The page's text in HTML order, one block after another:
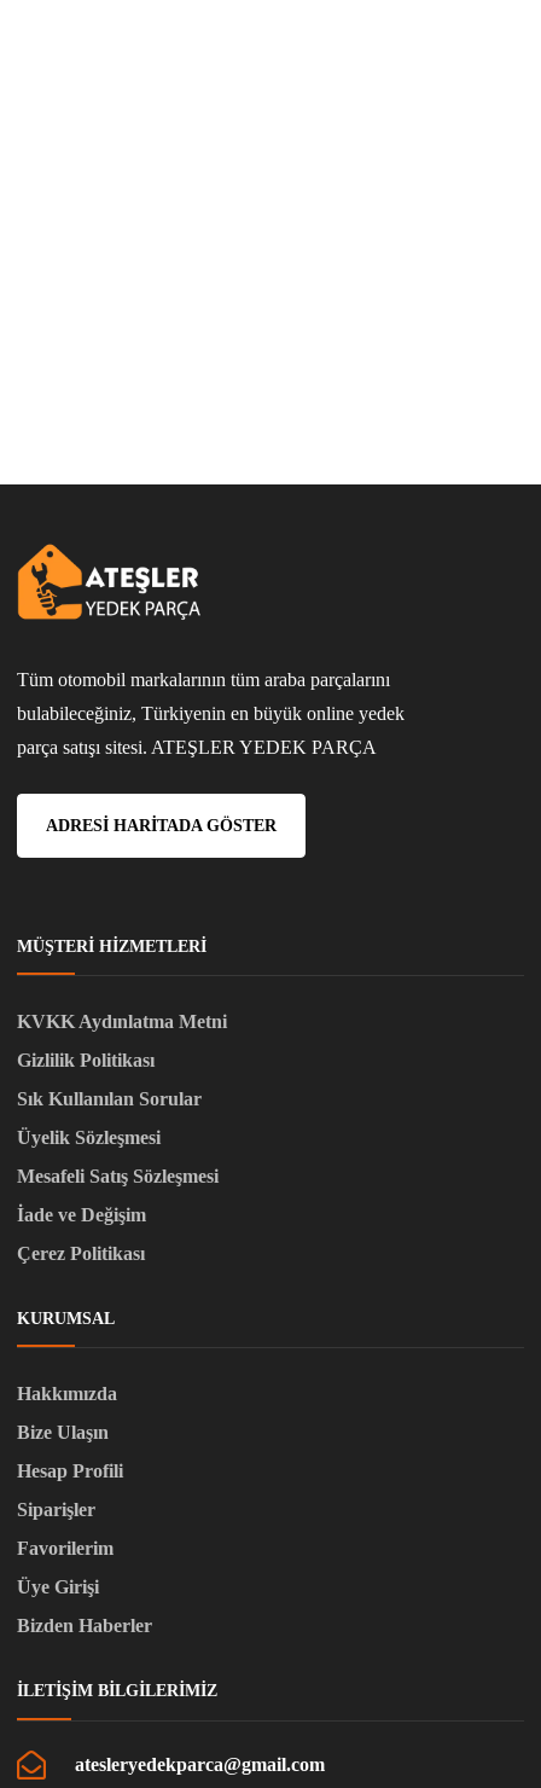
Tüm otomobil markalarının tüm araba parçalarını
bulabileceğiniz, Türkiyenin en büyük online yedek
parça satışı sitesi. ATEŞLER YEDEK PARÇA
ADRESI HARITADA GÖSTER
MÜŞTERI HIZMETLERI
KVKK Aydınlatma Metni
Gizlilik Politikası
Sık Kullanılan Sorular
Üyelik Sözleşmesi
Mesafeli Satış Sözleşmesi
İade ve Değişim
Çerez Politikası
KURUMSAL
Hakkımızda
Bize Ulaşın
Hesap Profili
Siparişler
Favorilerim
Üye Girişi
Bizden Haberler
İLETIŞIM BILGILERIMIZ
atesleryedekparca@gmail.com